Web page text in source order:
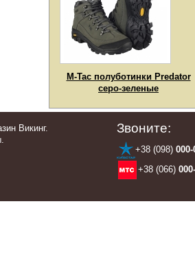
M-Tac полуботинки Predator
серо-зеленые
Викинг.
Звоните:
+38 (098) 000-
+38 (066)